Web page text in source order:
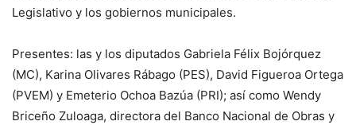
Legislativo y los gobiernos municipales.
Presentes: las y los diputados Gabriela Félix Bojórquez
(MC), Karina Olivares Rábago (PES), David Figueroa Ortega
(PVEM) y Emeterio Ochoa Bazúa (PRI); así como Wendy
Briceño Zuloaga, directora del Banco Nacional de Obras y